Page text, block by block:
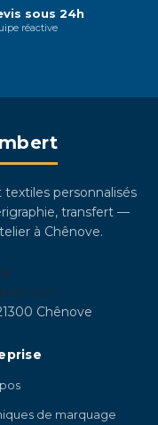
être
choisies
page
produit
sous 24h
réactive
personnalisés
transfert —
à Chênove.
Chênove
de marquage